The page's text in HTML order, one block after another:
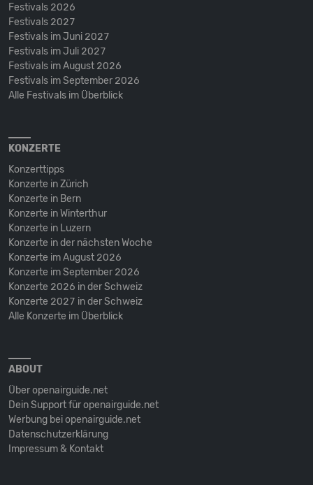
Festivals 2026
Festivals 2027
Festivals im Juni 2027
Festivals im Juli 2027
Festivals im August 2026
Festivals im September 2026
Alle Festivals im Überblick
KONZERTE
Konzerttipps
Konzerte in Zürich
Konzerte in Bern
Konzerte in Winterthur
Konzerte in Luzern
Konzerte in der nächsten Woche
Konzerte im August 2026
Konzerte im September 2026
Konzerte 2026 in der Schweiz
Konzerte 2027 in der Schweiz
Alle Konzerte im Überblick
ABOUT
Über openairguide.net
Dein Support für openairguide.net
Werbung bei openairguide.net
Datenschutz­erklärung
Impressum & Kontakt